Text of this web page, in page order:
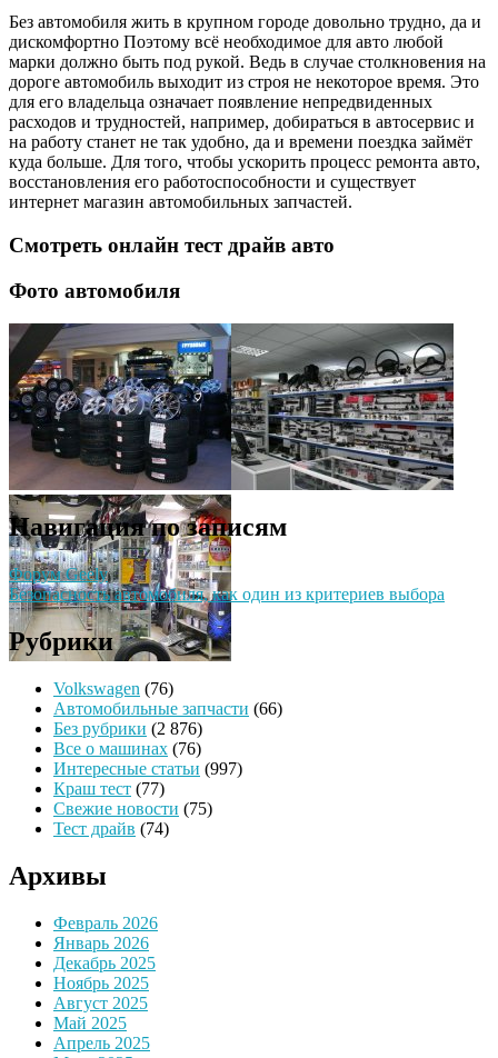
Без автомобиля жить в крупном городе довольно трудно, да и
дискомфортно Поэтому всё необходимое для авто любой
марки должно быть под рукой. Ведь в случае столкновения на
дороге автомобиль выходит из строя не некоторое время. Это
для его владельца означает появление непредвиденных
расходов и трудностей, например, добираться в автосервис и
на работу станет не так удобно, да и времени поездка займёт
куда больше. Для того, чтобы ускорить процесс ремонта авто,
восстановления его работоспособности и существует
интернет магазин автомобильных запчастей.
Смотреть онлайн тест драйв авто
Фото автомобиля
Навигация по записям
Форум Geely
Безопасность автомобиля, как один из критериев выбора
Рубрики
Volkswagen (76)
Автомобильные запчасти (66)
Без рубрики (2 876)
Все о машинах (76)
Интересные статьи (997)
Краш тест (77)
Свежие новости (75)
Тест драйв (74)
Архивы
Февраль 2026
Январь 2026
Декабрь 2025
Ноябрь 2025
Август 2025
Май 2025
Апрель 2025